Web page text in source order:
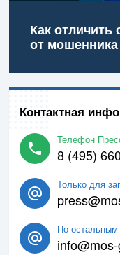
Как
от мошенника
Контактная
Телефон
8 (495)
Только для
По остальным